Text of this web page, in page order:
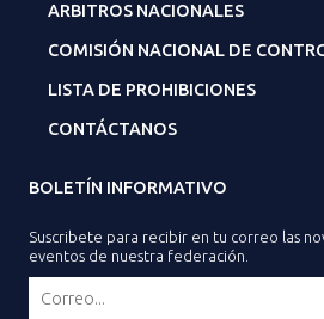
ARBITROS NACIONALES
COMISIÓN NACIONAL DE
LISTA DE PROHIBICIONES
CONTÁCTANOS
BOLETÍN INFORMATIVO
Suscribete para recibir en tu correo las
eventos de nuestra federación.